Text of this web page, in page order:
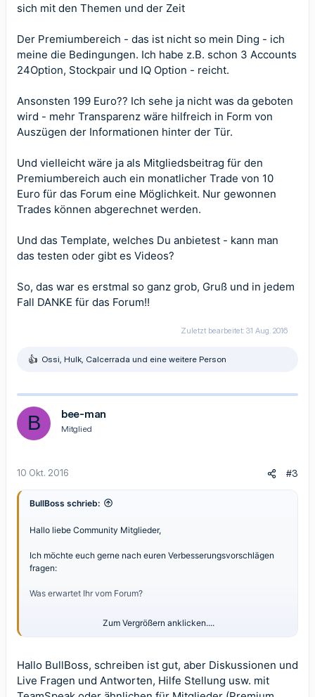
sich mit den Themen und der Zeit
Der Premiumbereich - das ist nicht so mein Ding - ich
meine die Bedingungen. Ich habe z.B. schon 3 Accounts
24Option, Stockpair und IQ Option - reicht.
Ansonsten 199 Euro?? Ich sehe ja nicht was da geboten
wird - mehr Transparenz wäre hilfreich in Form von
Auszügen der Informationen hinter der Tür.
Und vielleicht wäre ja als Mitgliedsbeitrag für den
Premiumbereich auch ein monatlicher Trade von 10
Euro für das Forum eine Möglichkeit. Nur gewonnen
Trades können abgerechnet werden.
Und das Template, welches Du anbietest - kann man
das testen oder gibt es Videos?
So, das war es erstmal so ganz grob, Gruß und in jedem
Fall DANKE für das Forum!!
Zuletzt bearbeitet: 31 Aug. 2016
R
k
t
o
n
Ossi Hulk Calcerrada und eine weitere Person
B bee-man
Mitglied
10 Okt. 2016 #3
BullBoss schrieb:
Hallo liebe Community Mitglieder,
Ich möchte euch gerne nach euren Verbesserungsvorschlägen
fragen:
Was erwartet Ihr vom Forum?
Das Forum soll stetig wachsen und besser werden, damit Ihr hier
Beste Grüße!
Zum Vergrößern anklicken....
Hallo BullBoss, schreiben ist gut, aber Diskussionen und
Live Fragen und Antworten, Hilfe Stellung usw. mit